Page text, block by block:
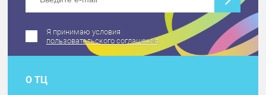
Я принимаю условия
пользовательского соглашения
О ТЦ